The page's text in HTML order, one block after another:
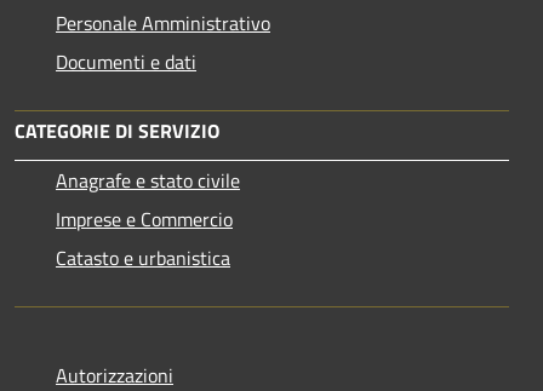
Personale Amministrativo
Documenti e dati
CATEGORIE DI SERVIZIO
Anagrafe e stato civile
Imprese e Commercio
Catasto e urbanistica
Autorizzazioni